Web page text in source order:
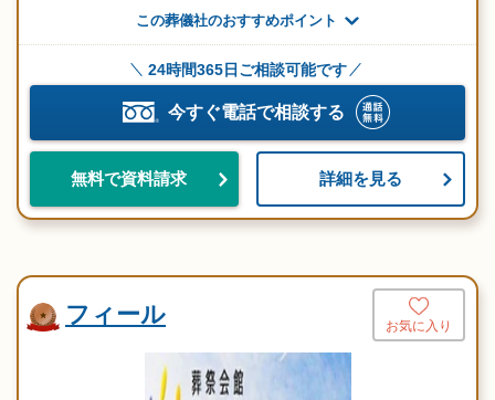
この葬儀社のおすすめポイント
24時間365日ご相談可能です
今すぐ電話で相談する
無料で資料請求 詳細を見る
フィール お気に入り